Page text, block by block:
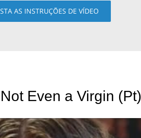
AS INSTRUÇÕES DE VÍDEO
Even a Virgin (Pt)